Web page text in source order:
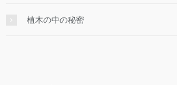
植木の中の秘密